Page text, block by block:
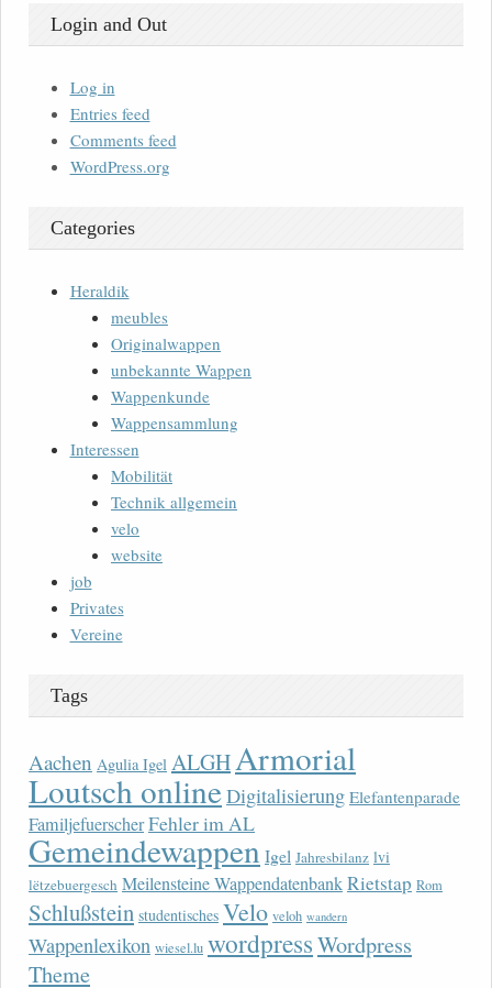
Login and Out
Log in
Entries feed
Comments feed
WordPress.org
Categories
Heraldik
meubles
Originalwappen
unbekannte Wappen
Wappenkunde
Wappensammlung
Interessen
Mobilität
Technik allgemein
velo
website
job
Privates
Vereine
Tags
Aachen Agulia Igel ALGHArmorial
Loutsch onlineDigitalisierung Elefantenparade
FamiljefuerscherFehler im AL
Gemeindewappen Igel Jahresbilanz lvi
lëtzebuergesch Meilensteine WappendatenbankRietstap Rom
Schlußstein studentisches Velo veloh wandern
Wappenlexikon wiesel.lu wordpressWordpress
Theme